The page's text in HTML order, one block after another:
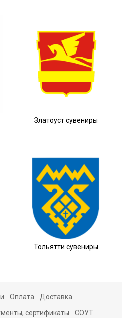
Златоуст сувениры
Тольятти сувениры
Оплата Доставка
сертификаты СОУТ